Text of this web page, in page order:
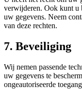
verwijderen. Ook kunt u
uw gegevens. Neem
van deze rechten.
7. Beveiliging
Wij nemen passende
uw gegevens te
ongeautoriseerde